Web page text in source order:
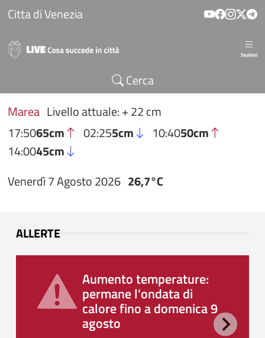
Salta al contenuto principale
Citta di Venezia
Sezioni
Cerca
Marea Livello attuale: + 22 cm
17:5065cm 02:255cm 10:4050cm
14:0045cm
Venerdì 7 Agosto 2026 26,7°C
ALLERTE
Aumento temperature:
permane l'ondata di
calore fino a domenica 9
agosto